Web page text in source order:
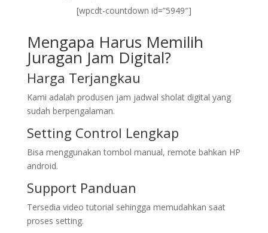
[wpcdt-countdown id=”5949″]
Mengapa Harus Memilih
Juragan Jam Digital?
Harga Terjangkau
Kami adalah produsen jam jadwal sholat digital yang
sudah berpengalaman.
Setting Control Lengkap
Bisa menggunakan tombol manual, remote bahkan HP
android.
Support Panduan
Tersedia video tutorial sehingga memudahkan saat
proses setting.